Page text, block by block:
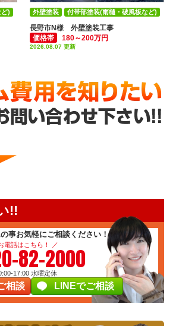
)
長野市N様 外壁塗装工事
価格帯
180～200万円
2026.08.07 更新
外壁塗装 付帯部塗装(雨樋・破風板など)
!!
事お気軽にご相談ください！
電話はこちら！ ／
82-2000
17:00 水曜定休
相談 LINEでご相談